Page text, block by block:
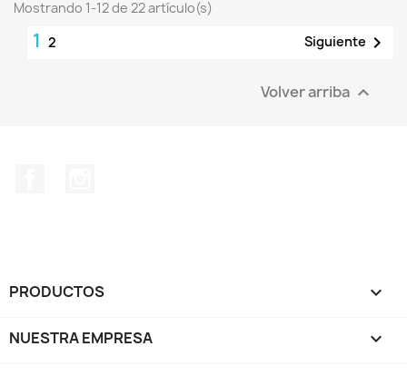
Mostrando 1-12 de 22 artículo(s)
1 2 Siguiente 
Volver arriba 
PRODUCTOS 
NUESTRA EMPRESA 